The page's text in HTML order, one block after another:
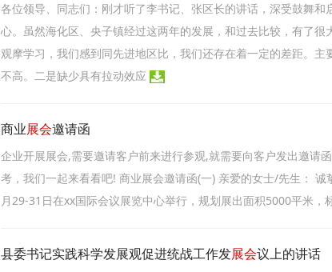
各位领导、同志们：刚才听了李书记、张区长的讲话，深受鼓舞
心。虽然海化区、央子镇经过这两年的发展，和过去比较，有了
观摩学习，我们感到同先进地区比，我们还存在着一定的差距。
不高。二是缺少具有拉动效应
商业展会邀请函
企业开展展会,需要邀请客户前来进行参观,就需要向客户发出邀请
考，我们一起来看看吧! 商业展会邀请函(一) 亲爱的女士/先生：
月29-31日在xx国际会议展览中心举行，规划展出面积5000平米，
县委书记实践科学发展观促进统战工作发展会议上的讲话